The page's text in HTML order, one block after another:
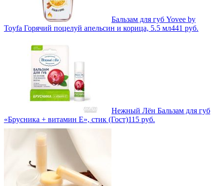
Бальзам для губ Yovee by
Toyfa Горячий поцелуй апельсин и корица, 5.5 мл441 руб.
Нежный Лён Бальзам для губ
«Брусника + витамин Е», стик (Гост)115 руб.